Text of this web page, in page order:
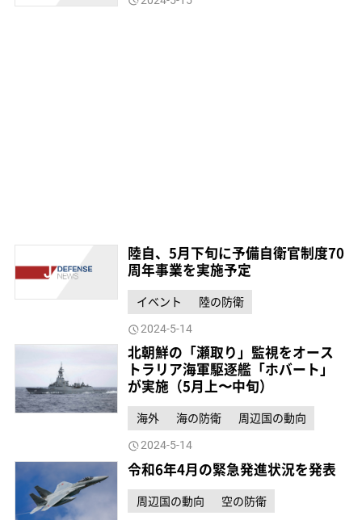
陸自、5月下旬に予備自衛官制度70
周年事業を実施予定
イベント 陸の防衛
2024-5-14
北朝鮮の「瀬取り」監視をオース
トラリア海軍駆逐艦「ホバート」
が実施（5月上〜中旬）
海外 海の防衛 周辺国の動向
2024-5-14
令和6年4月の緊急発進状況を発表
周辺国の動向 空の防衛